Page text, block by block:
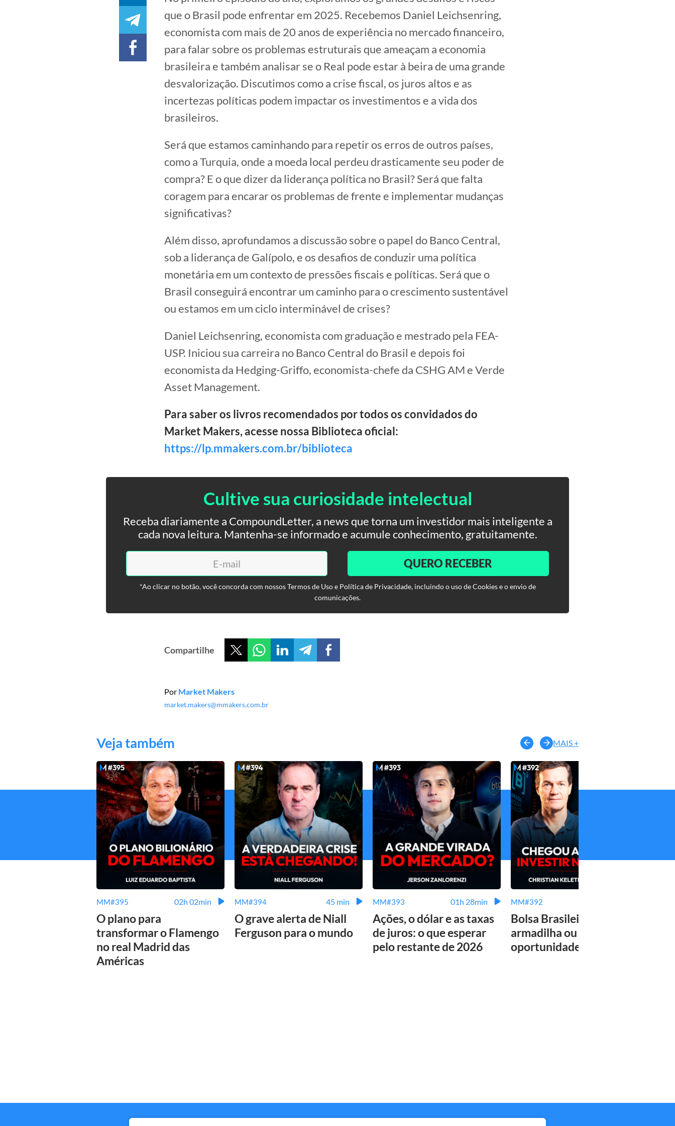
que o Brasil pode enfrentar em 2025. Recebemos Daniel Leichsenring,
economista com mais de 20 anos de experiência no mercado financeiro,
para falar sobre os problemas estruturais que ameaçam a economia
brasileira e também analisar se o Real pode estar à beira de uma grande
desvalorização. Discutimos como a crise fiscal, os juros altos e as
incertezas políticas podem impactar os investimentos e a vida dos
brasileiros.
Será que estamos caminhando para repetir os erros de outros países,
como a Turquia, onde a moeda local perdeu drasticamente seu poder de
compra? E o que dizer da liderança política no Brasil? Será que falta
coragem para encarar os problemas de frente e implementar mudanças
significativas?
Além disso, aprofundamos a discussão sobre o papel do Banco Central,
sob a liderança de Galípolo, e os desafios de conduzir uma política
monetária em um contexto de pressões fiscais e políticas. Será que o
Brasil conseguirá encontrar um caminho para o crescimento sustentável
ou estamos em um ciclo interminável de crises?
Daniel Leichsenring, economista com graduação e mestrado pela FEA-
USP. Iniciou sua carreira no Banco Central do Brasil e depois foi
economista da Hedging-Griffo, economista-chefe da CSHG AM e Verde
Asset Management.
Para saber os livros recomendados por todos os convidados do
Market Makers, acesse nossa Biblioteca oficial:
https://lp.mmakers.com.br/biblioteca
Cultive sua curiosidade intelectual
Receba diariamente a CompoundLetter, a news que torna um investidor mais inteligente a
cada nova leitura. Mantenha-se informado e acumule conhecimento, gratuitamente.
QUERO RECEBER
*Ao clicar no botão, você concorda com nossos Termos de Uso e Política de Privacidade, incluindo o uso de Cookies e o envio de
comunicações.
Compartilhe
Por Market Makers
market.makers@mmakers.com.br
Veja também MAIS +
MM#395 02h 02min
O plano para
transformar o Flamengo
no real Madrid das
Américas
MM#394 45 min
O grave alerta de Niall
Ferguson para o mundo
MM#393 01h 28min
Ações, o dólar e as taxas
de juros: o que esperar
pelo restante de 2026
MM#392
Bolsa Brasileira:
armadilha ou
oportunidade única?